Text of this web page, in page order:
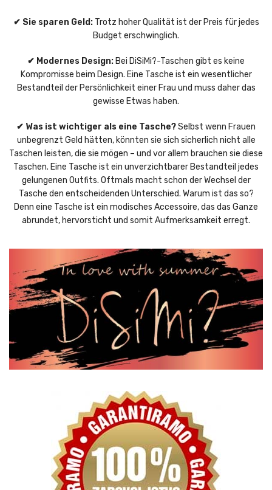
✔ Sie sparen Geld:Trotz hoher Qualität ist der Preis für jedes
Budget erschwinglich.
✔ Modernes Design: Bei DiSiMi?-Taschen gibt es keine
Kompromisse beim Design. Eine Tasche ist ein wesentlicher
Bestandteil der Persönlichkeit einer Frau und muss daher das
gewisse Etwas haben.
✔ Was ist wichtiger als eine Tasche?Selbst wenn Frauen
unbegrenzt Geld hätten, könnten sie sich sicherlich nicht alle
Taschen leisten, die sie mögen – und vor allem brauchen sie diese
Taschen. Eine Tasche ist ein unverzichtbarer Bestandteil jedes
gelungenen Outfits. Oftmals macht schon der Wechsel der
Tasche den entscheidenden Unterschied. Warum ist das so?
Denn eine Tasche ist ein modisches Accessoire, das das Ganze
abrundet, hervorsticht und somit Aufmerksamkeit erregt.